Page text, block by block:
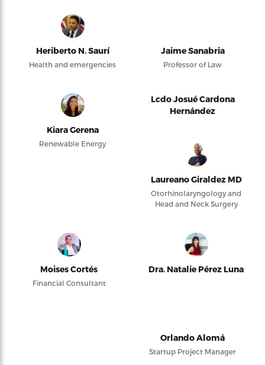
Heriberto N. Saurí
Health and emergencies
Jaime Sanabria
Professor of Law
Kiara Gerena
Renewable Energy
Lcdo Josué Cardona
Hernández
Laureano Giraldez MD
Otorhinolaryngology and
Head and Neck Surgery
Moises Cortés
Financial Consultant
Dra. Natalie Pérez Luna
Orlando Alomá
Startup Project Manager